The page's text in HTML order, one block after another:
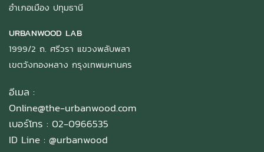
อำเภอเมือง ปทุมธานี
URBANWOOD LAB
1999/2 ถ. ศรีวรา แขวงพลับพลา
เขตวังทองหลาง กรุงเทพมหานคร
อีเมล :
Online@the-urbanwood.com
เบอร์โทร : 02-0966535
ID Line : @urbanwood